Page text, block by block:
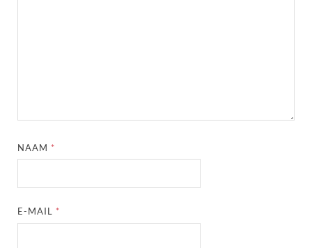
NAAM *
E-MAIL *